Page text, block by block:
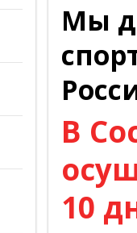
Мы
В
10